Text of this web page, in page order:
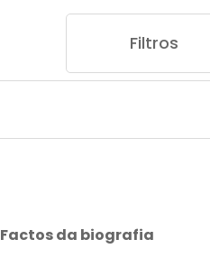
Filtros
Factos da biografia